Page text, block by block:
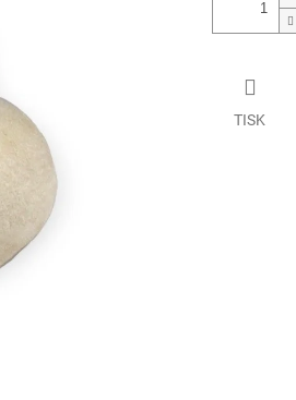
TISK